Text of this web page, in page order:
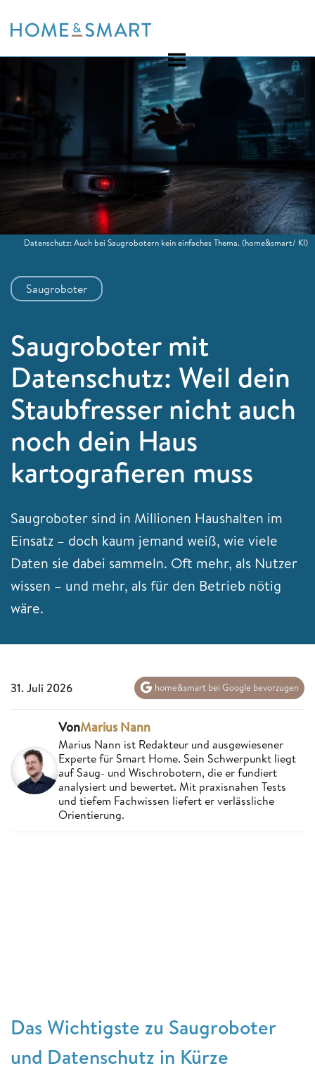
to
Saugroboter
Saugroboter mit
Datenschutz: Weil dein
Staubfresser nicht auch
noch dein Haus
kartografieren muss
Saugroboter sind in Millionen Haushalten im
Einsatz – doch kaum jemand weiß, wie viele
Daten sie dabei sammeln. Oft mehr, als Nutzer
wissen – und mehr, als für den Betrieb nötig
wäre.
Datenschutz: Auch bei Saugrobotern kein einfaches Thema.(home&smart/ KI)
31. Juli 2026 home&smart bei Google bevorzugen
VonMarius Nann
Marius Nann ist Redakteur und ausgewiesener
Experte für Smart Home. Sein Schwerpunkt liegt
auf Saug- und Wischrobotern, die er fundiert
analysiert und bewertet. Mit praxisnahen Tests
und tiefem Fachwissen liefert er verlässliche
Orientierung.
Das Wichtigste zu Saugroboter
und Datenschutz in Kürze